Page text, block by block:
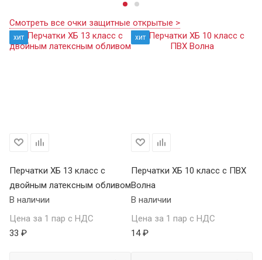
Смотреть все очки защитные открытые >
хит
Перчатки ХБ 13 класс с
двойным латексным обливом
В наличии
Цена за 1 пар с НДС
33 ₽
хит
Перчатки ХБ 10 класс с ПВХ
Волна
В наличии
Цена за 1 пар с НДС
14 ₽